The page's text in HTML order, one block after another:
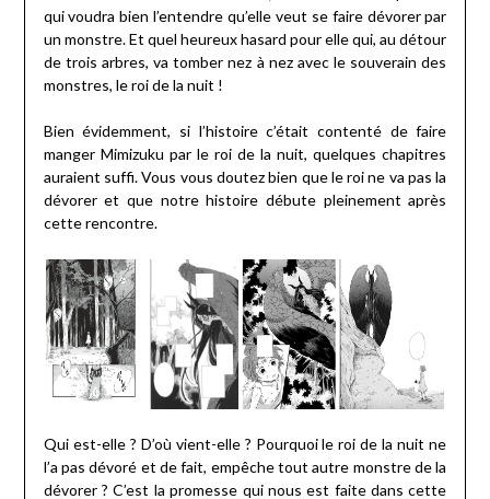
qui voudra bien l’entendre qu’elle veut se faire dévorer par
un monstre. Et quel heureux hasard pour elle qui, au détour
de trois arbres, va tomber nez à nez avec le souverain des
monstres, le roi de la nuit !
Bien évidemment, si l’histoire c’était contenté de faire
manger Mimizuku par le roi de la nuit, quelques chapitres
auraient suffi. Vous vous doutez bien que le roi ne va pas la
dévorer et que notre histoire débute pleinement après
cette rencontre.
Qui est-elle ? D’où vient-elle ? Pourquoi le roi de la nuit ne
l’a pas dévoré et de fait, empêche tout autre monstre de la
dévorer ? C’est la promesse qui nous est faite dans cette